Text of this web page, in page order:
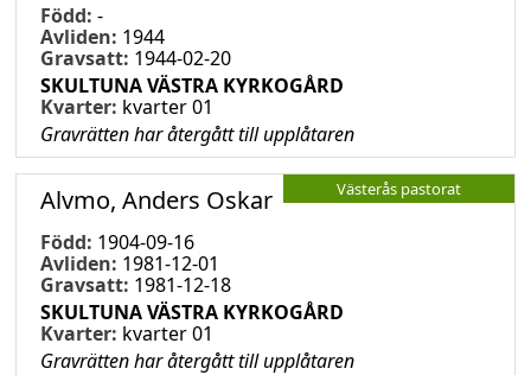
Född: -
Avliden: 1944
Gravsatt: 1944-02-20
SKULTUNA VÄSTRA KYRKOGÅRD
Kvarter: kvarter 01
Gravrätten har återgått till upplåtaren
Västerås pastorat
Alvmo, Anders Oskar
Född: 1904-09-16
Avliden: 1981-12-01
Gravsatt: 1981-12-18
SKULTUNA VÄSTRA KYRKOGÅRD
Kvarter: kvarter 01
Gravrätten har återgått till upplåtaren